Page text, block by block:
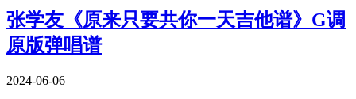
张学友《原来只要共你一天吉他谱》G调
原版弹唱谱
2024-06-06